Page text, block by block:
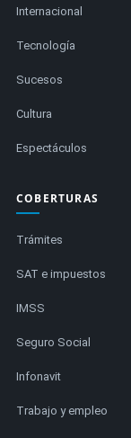
Internacional
Tecnología
Sucesos
Cultura
Espectáculos
COBERTURAS
Trámites
SAT e impuestos
IMSS
Seguro Social
Infonavit
Trabajo y empleo